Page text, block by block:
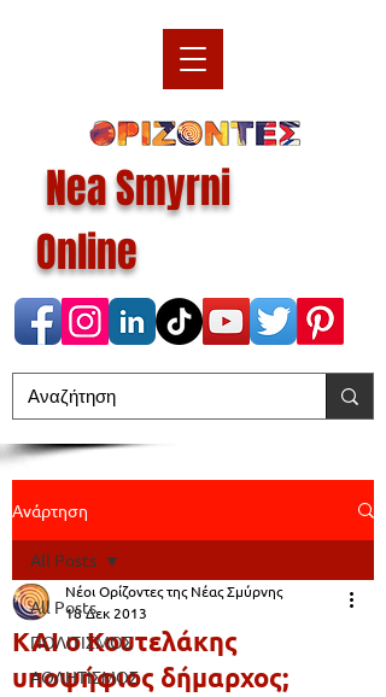
Nea Smyrni
Online
Ανάρτηση
All Posts
ΠΟΛΙΤΙΣΜΟΣ
ΑΘΛΗΤΙΣΜΟΣ
All Posts
ΚΑΙ ο Κουτελάκης
υποψήφιος δήμαρχος;
Νέοι Ορίζοντες της Νέας Σμύρνης
18 Δεκ 2013